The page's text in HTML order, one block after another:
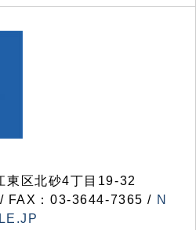
区北砂4丁目19-32
FAX：03-3644-7365 / N